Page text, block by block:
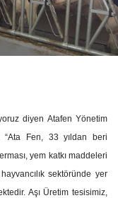
diyen Atafen Yönetim
“Ata Fen, 33 yıldan beri
yem katkı maddeleri
sektöründe yer
Aşı Üretim tesisimiz,